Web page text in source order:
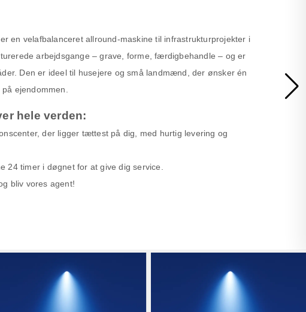
en velafbalanceret allround-maskine til infrastrukturprojekter i
arbejdsgange – grave, forme, færdigbehandle – og er
Den er ideel til husejere og små landmænd, der ønsker én
ejendommen.
hele verden:
der ligger tættest på dig, med hurtig levering og
24 timer i døgnet for at give dig service.
bliv vores agent!